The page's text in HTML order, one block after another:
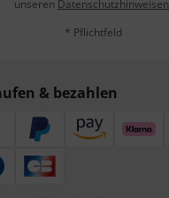
unseren Datenschutzhinweisen
* Pflichtfeld
& bezahlen